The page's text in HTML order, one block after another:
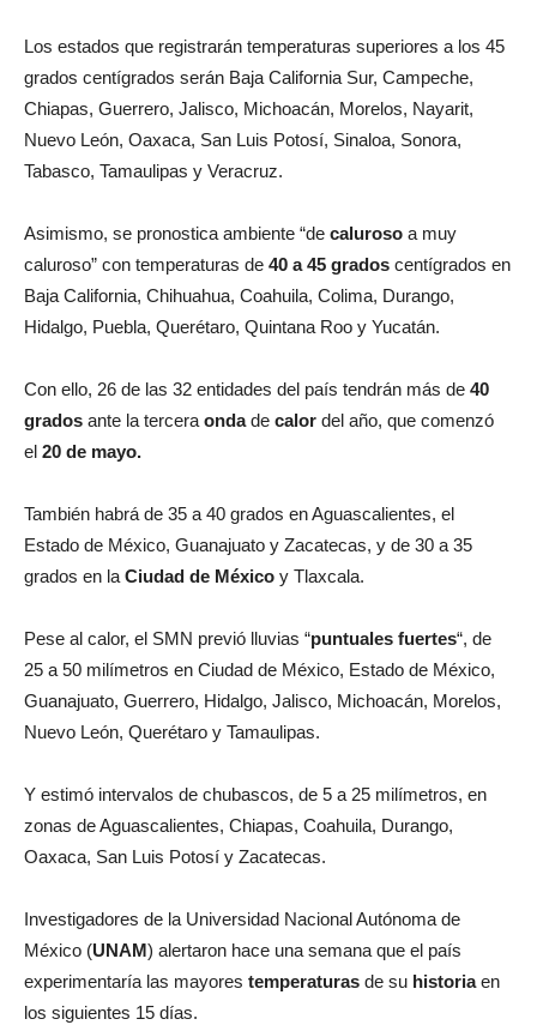
Los estados que registrarán temperaturas superiores a los 45
grados centígrados serán Baja California Sur, Campeche,
Chiapas, Guerrero, Jalisco, Michoacán, Morelos, Nayarit,
Nuevo León, Oaxaca, San Luis Potosí, Sinaloa, Sonora,
Tabasco, Tamaulipas y Veracruz.
Asimismo, se pronostica ambiente “de caluroso a muy
caluroso” con temperaturas de 40 a 45 grados centígrados en
Baja California, Chihuahua, Coahuila, Colima, Durango,
Hidalgo, Puebla, Querétaro, Quintana Roo y Yucatán.
Con ello, 26 de las 32 entidades del país tendrán más de 40
grados ante la tercera ondade calor del año, que comenzó
el 20 de mayo.
También habrá de 35 a 40 grados en Aguascalientes, el
Estado de México, Guanajuato y Zacatecas, y de 30 a 35
grados en la Ciudad de México y Tlaxcala.
Pese al calor, el SMN previó lluvias “puntuales fuertes“, de
25 a 50 milímetros en Ciudad de México, Estado de México,
Guanajuato, Guerrero, Hidalgo, Jalisco, Michoacán, Morelos,
Nuevo León, Querétaro y Tamaulipas.
Y estimó intervalos de chubascos, de 5 a 25 milímetros, en
zonas de Aguascalientes, Chiapas, Coahuila, Durango,
Oaxaca, San Luis Potosí y Zacatecas.
Investigadores de la Universidad Nacional Autónoma de
México (UNAM) alertaron hace una semana que el país
experimentaría las mayores temperaturas de su historiaen
los siguientes 15 días.